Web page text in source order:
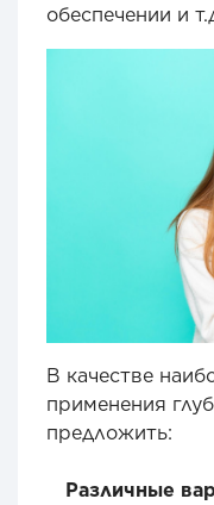
обеспечении и
В качестве
применения
предложить:
Различные